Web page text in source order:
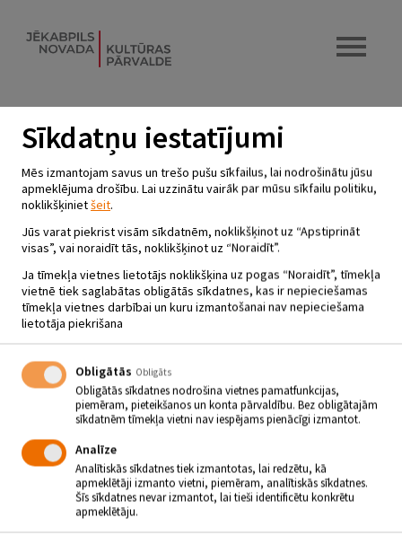
SIRSNIŅDIENAI VĒLTĪTA
IZSTĀDE UN RADOŠĀ DARBNĪCA
“ŠOKOLĀDE UN DRAUDZĪBA”
14.02.2024 | plkst.10.00 - 14.00
Jēkabpils novada Galvenā bibliotēka,
Bērnu literatūras nodaļa
Sirsniņdienai vēltīta izstāde un radošā darbnīca “Šokolāde un
draudzība”
Seko līdzi informācijai sociālajos tīklos un piedalies!
Būs garšīgi, izzinoši un interesanti!
Bezmaksas pasākums
Atpakaļ
Sīkdatņu iestatījumi
Mēs izmantojam savus un trešo pušu sīkfailus, lai nodrošinātu jūsu
apmeklējuma drošību. Lai uzzinātu vairāk par mūsu sīkfailu politiku,
noklikšķinietšeit.
Jūs varat piekrist visām sīkdatnēm, noklikšķinot uz “Apstiprināt
visas”, vai noraidīt tās, noklikšķinot uz “Noraidīt”.
Ja tīmekļa vietnes lietotājs noklikšķina uz pogas “Noraidīt”, tīmekļa
vietnē tiek saglabātas obligātās sīkdatnes, kas ir nepieciešamas
tīmekļa vietnes darbībai un kuru izmantošanai nav nepieciešama
lietotāja piekrišana
Obligātās Obligāts
Obligātās sīkdatnes nodrošina vietnes pamatfunkcijas,
piemēram, pieteikšanos un konta pārvaldību. Bez obligātajām
sīkdatnēm tīmekļa vietni nav iespējams pienācīgi izmantot.
Analīze
Analītiskās sīkdatnes tiek izmantotas, lai redzētu, kā
apmeklētāji izmanto vietni, piemēram, analītiskās sīkdatnes.
Šīs sīkdatnes nevar izmantot, lai tieši identificētu konkrētu
apmeklētāju.